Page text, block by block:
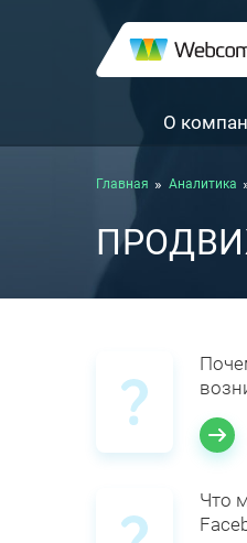
О
Главная Аналитика
Что